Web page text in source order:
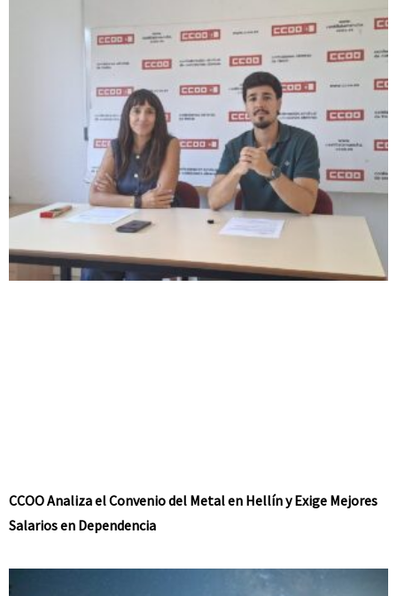
CCOO Analiza el Convenio del Metal en Hellín y Exige Mejores
Salarios en Dependencia